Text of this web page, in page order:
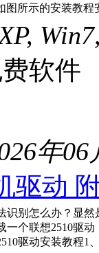
图所示的安装教
费软
年06
驱动
识别怎么办？显
一个联想2510驱
驱动安装教程1